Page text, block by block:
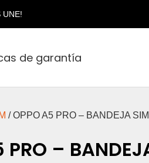
UNE!
de garantía
/ OPPO A5 PRO – BANDEJA SIM
PRO –